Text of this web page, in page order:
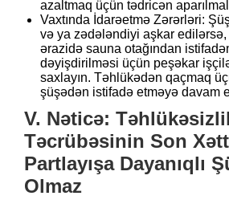
azaltmaq üçün tədricən
Vaxtında İdarəetmə Zərərləri:
və ya zədələndiyi aşkar
ərazidə sauna otağından
dəyişdirilməsi üçün peşəkar
saxlayın. Təhlükədən qaçmaq
şüşədən istifadə etməyə davam
V. Nəticə:
Təcrübəsinin Son
Partlayışa Dayanıqlı
Olmaz